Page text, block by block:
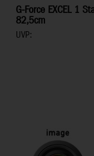
G-Force EXCEL 1
82,5cm
UVP: